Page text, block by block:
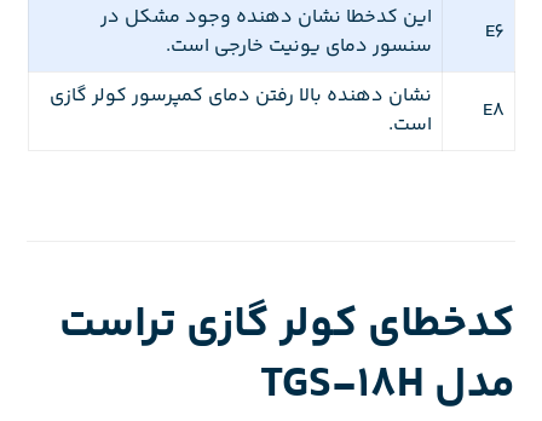
E6
این کدخطا نشان دهنده وجود مشکل در
سنسور دمای یونیت خارجی است.
E8
نشان دهنده بالا رفتن دمای کمپرسور کولر گازی
است.
کدخطای کولر گازی تراست
مدل TGS-18H